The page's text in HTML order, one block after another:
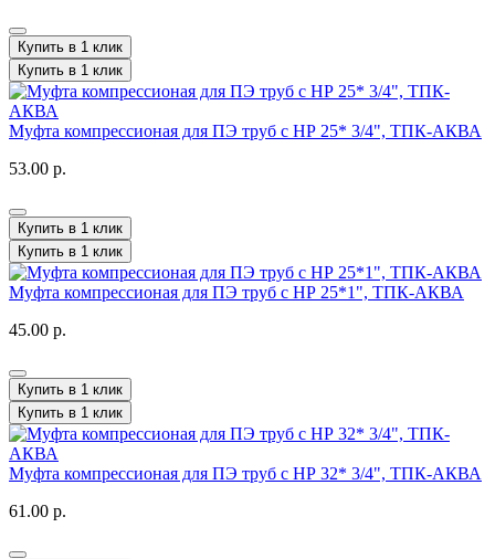
Купить в 1 клик
Купить в 1 клик
Муфта компрессионая для ПЭ труб с НР 25* 3/4", ТПК-АКВА
53.00 р.
Купить в 1 клик
Купить в 1 клик
Муфта компрессионая для ПЭ труб с НР 25*1", ТПК-АКВА
45.00 р.
Купить в 1 клик
Купить в 1 клик
Муфта компрессионая для ПЭ труб с НР 32* 3/4", ТПК-АКВА
61.00 р.